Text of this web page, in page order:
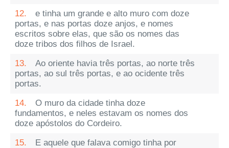
12.
e tinha um grande e alto muro com doze
portas, e nas portas doze anjos, e nomes
escritos sobre elas, que são os nomes das
doze tribos dos filhos de Israel.
13.
Ao oriente havia três portas, ao norte três
portas, ao sul três portas, e ao ocidente três
portas.
14.
O muro da cidade tinha doze
fundamentos, e neles estavam os nomes dos
doze apóstolos do Cordeiro.
15.
E aquele que falava comigo tinha por